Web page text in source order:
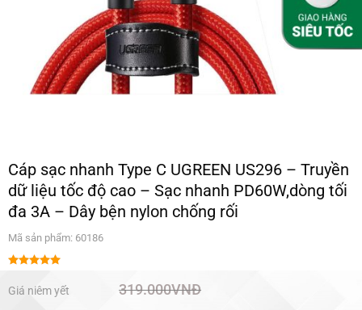
Cáp sạc nhanh Type C UGREEN US296 – Truyền
dữ liệu tốc độ cao – Sạc nhanh PD60W,dòng tối
đa 3A – Dây bện nylon chống rối
Mã sản phẩm: 60186
hạng5.00
5 sao
Giá niêm yết 319.000VNĐ